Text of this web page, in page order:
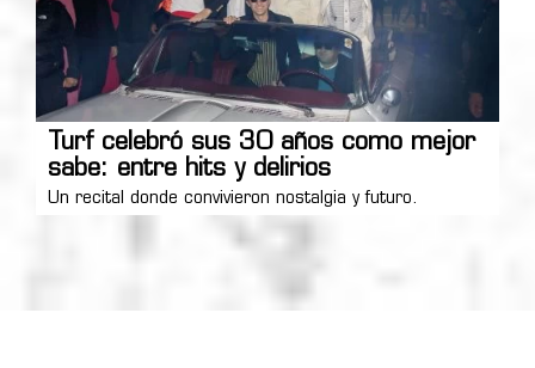
Turf celebró sus 30 años como mejor
sabe: entre hits y delirios
Un recital donde convivieron nostalgia y futuro.